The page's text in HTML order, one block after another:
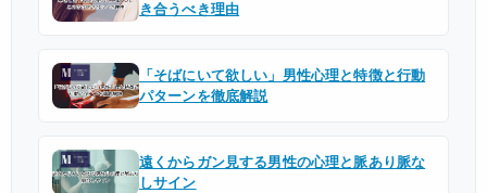
き合うべき理由
「そばにいて欲しい」男性心理と特徴と行動
パターンを徹底解説
遠くからガン見する男性の心理と脈あり脈な
しサイン